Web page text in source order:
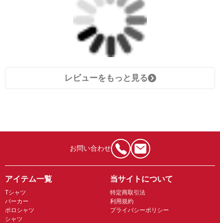
レビューをもっと見る
お問い合わせ
アイテム一覧
Tシャツ
パーカー
ポロシャツ
シャツ
当サイトについて
特定商取引法
利用規約
プライバシーポリシー